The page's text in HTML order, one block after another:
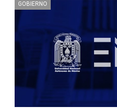
GOBIERNO